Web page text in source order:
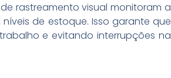
de rastreamento visual monitoram a
de estoque. Isso garante que
e evitando interrupções na